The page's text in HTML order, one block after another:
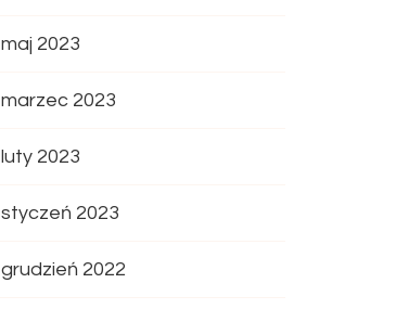
maj 2023
marzec 2023
luty 2023
styczeń 2023
grudzień 2022